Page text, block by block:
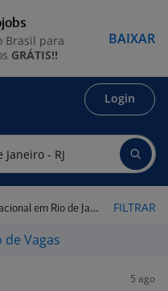
Login
em Rio de Janeiro - RJ FILTRAR
de Vagas
5 ago
Brasil para
GRÁTIS!!
BAIXAR